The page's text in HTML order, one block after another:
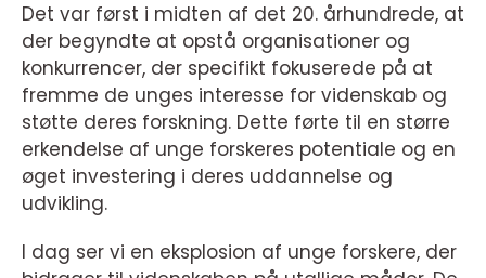
Det var først i midten af det 20. århundrede, at
der begyndte at opstå organisationer og
konkurrencer, der specifikt fokuserede på at
fremme de unges interesse for videnskab og
støtte deres forskning. Dette førte til en større
erkendelse af unge forskeres potentiale og en
øget investering i deres uddannelse og
udvikling.
I dag ser vi en eksplosion af unge forskere, der